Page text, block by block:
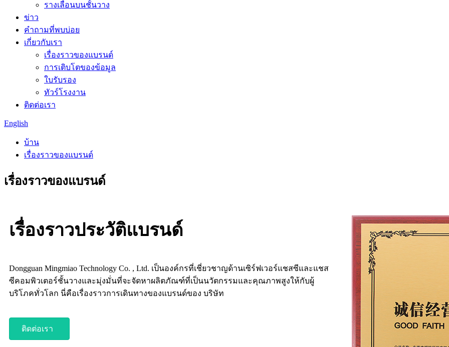
รางเลื่อนบนชั้นวาง
ข่าว
คำถามที่พบบ่อย
เกี่ยวกับเรา
เรื่องราวของแบรนด์
การเติบโตของข้อมูล
ใบรับรอง
ทัวร์โรงงาน
ติดต่อเรา
English
บ้าน
เรื่องราวของแบรนด์
เรื่องราวของแบรนด์
เรื่องราวประวัติแบรนด์
Dongguan Mingmiao Technology Co. , Ltd. เป็นองค์กรที่เชี่ยวชาญด้านเซิร์ฟเวอร์แชสซีและแชส
ซีคอมพิวเตอร์ชั้นวางและมุ่งมั่นที่จะจัดหาผลิตภัณฑ์ที่เป็นนวัตกรรมและคุณภาพสูงให้กับผู้
บริโภคทั่วโลก นี่คือเรื่องราวการเดินทางของแบรนด์ของ บริษัท
ติดต่อเรา